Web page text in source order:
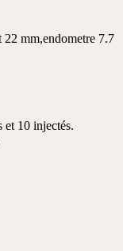
mm,endometre 7.7
et 10 injectés.